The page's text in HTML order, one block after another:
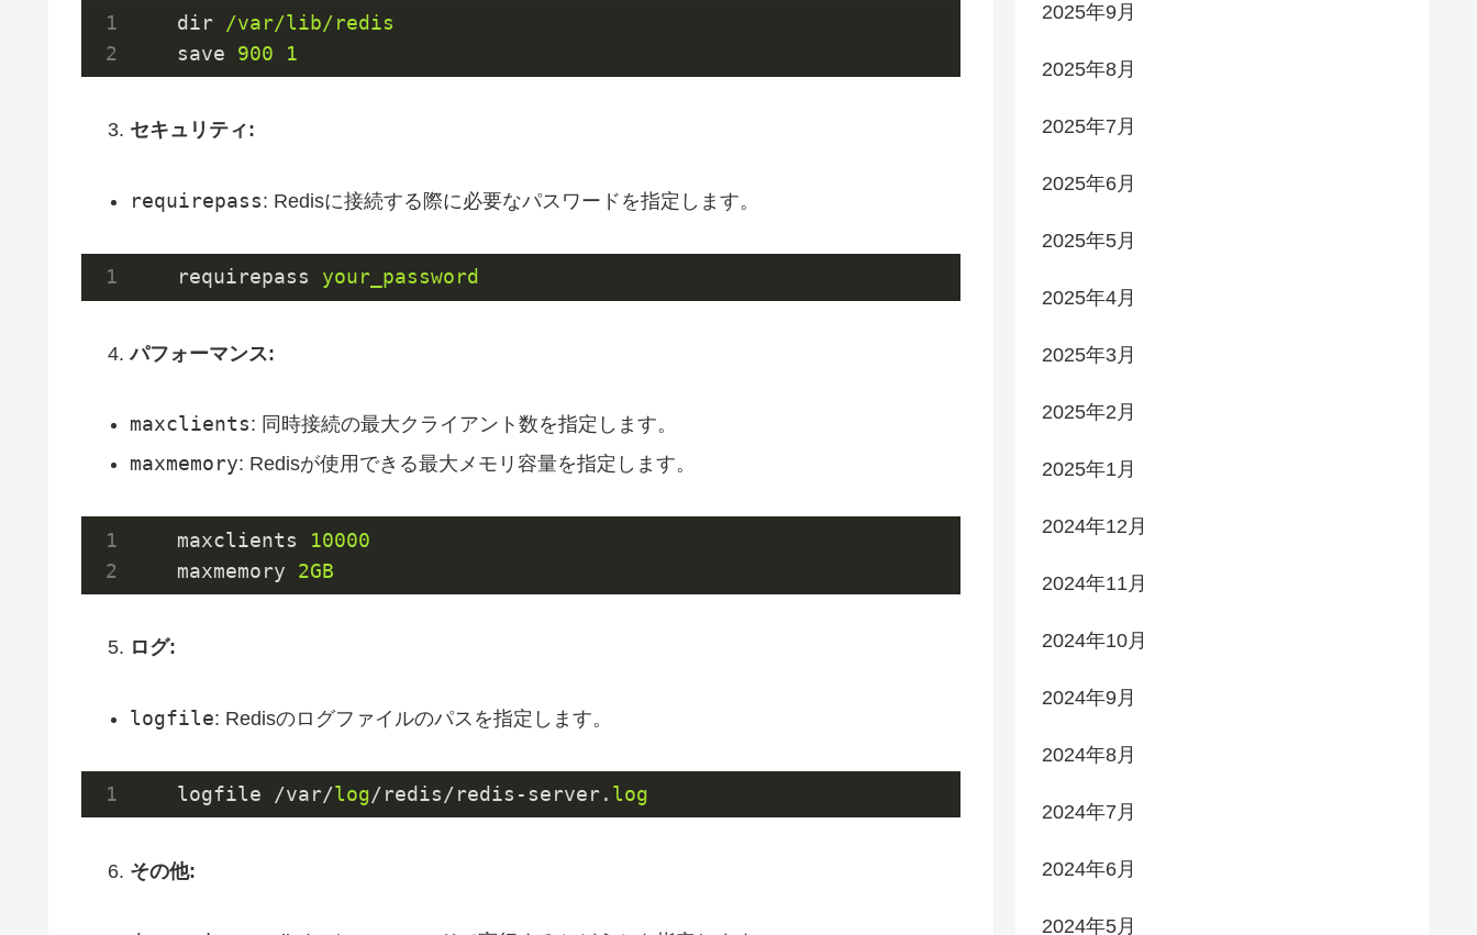
dir
/var/lib/redis
save
900 1
セキュリティ:
requirepass: Redisに接続する際に必要なパスワードを指定します。
requirepass your_password
パフォーマンス:
maxclients: 同時接続の最大クライアント数を指定します。
maxmemory: Redisが使用できる最大メモリ容量を指定します。
maxclients
10000
maxmemory
2GB
ログ:
logfile: Redisのログファイルのパスを指定します。
   logfile /var/
log/redis/redis-server. log
その他:
2025年9月
2025年8月
2025年7月
2025年6月
2025年5月
2025年4月
2025年3月
2025年2月
2025年1月
2024年12月
2024年11月
2024年10月
2024年9月
2024年8月
2024年7月
2024年6月
2024年5月